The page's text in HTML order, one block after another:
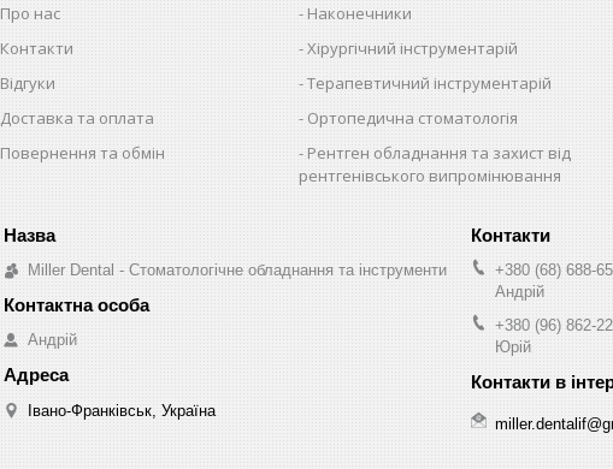
Про нас
Контакти
Відгуки
Доставка та оплата
Повернення та обмін
Наконечники
Хірургічний інструментарій
Терапевтичний інструментарій
Ортопедична стоматологія
Рентген обладнання та захист від
рентгенівського випромінювання
Miller Dental - Стоматологічне обладнання та інструменти
Андрій
Івано-Франківськ, Україна
+380 (68) 688-
Андрій
+380 (96) 862-
Юрій